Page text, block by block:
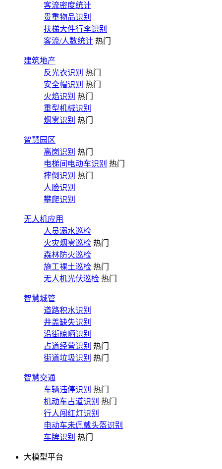
客流密度统计
贵重物品识别
扶梯大件行李识别
客流/人数统计 热门
建筑地产
反光衣识别 热门
安全帽识别 热门
火焰识别 热门
重型机械识别
烟雾识别 热门
智慧园区
离岗识别 热门
电梯间电动车识别 热门
摔倒识别 热门
人脸识别
攀爬识别
无人机应用
人员溺水巡检
火灾烟雾巡检 热门
森林防火巡检
施工裸土巡检 热门
无人机光伏巡检 热门
智慧城管
道路积水识别
井盖缺失识别
沿街晾晒识别
占道经营识别 热门
街道垃圾识别 热门
智慧交通
车辆违停识别 热门
机动车占道识别 热门
行人闯红灯识别
电动车未佩戴头盔识别
车牌识别 热门
大模型平台